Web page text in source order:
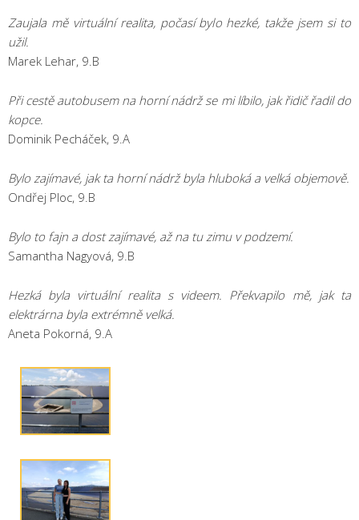
Zaujala mě virtuální realita, počasí bylo hezké, takže jsem si to
užil.
Marek Lehar, 9.B
Při cestě autobusem na horní nádrž se mi líbilo, jak řidič řadil do
kopce.
Dominik Pecháček, 9.A
Bylo zajímavé, jak ta horní nádrž byla hluboká a velká objemově.
Ondřej Ploc, 9.B
Bylo to fajn a dost zajímavé, až na tu zimu v podzemí.
Samantha Nagyová, 9.B
Hezká byla virtuální realita s videem. Překvapilo mě, jak ta
elektrárna byla extrémně velká.
Aneta Pokorná, 9.A